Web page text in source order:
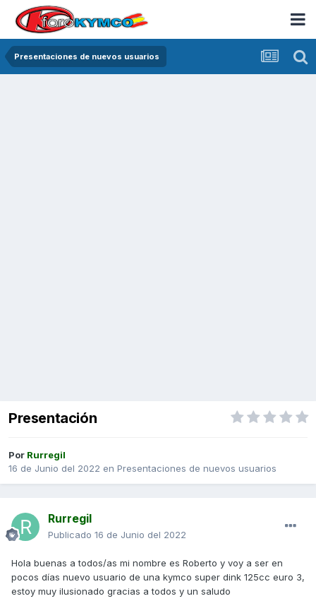
Presentaciones de nuevos usuarios
Presentación
Por Rurregil
16 de Junio del 2022 en Presentaciones de nuevos usuarios
Rurregil
Publicado 16 de Junio del 2022
Hola buenas a todos/as mi nombre es Roberto y voy a ser en
pocos días nuevo usuario de una kymco super dink 125cc euro 3,
estoy muy ilusionado gracias a todos y un saludo